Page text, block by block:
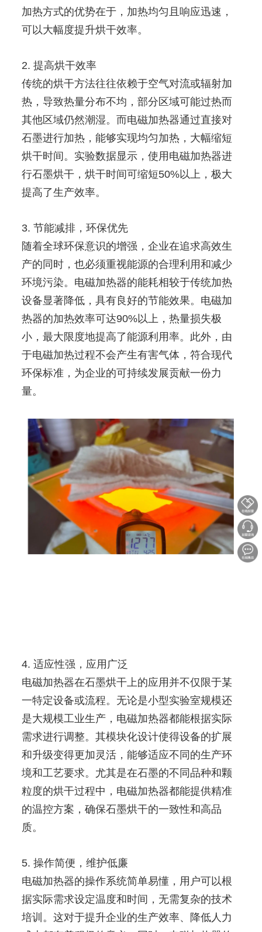
加热方式的优势在于，加热均匀且响应迅速，
可以大幅度提升烘干效率。
2. 提高烘干效率
传统的烘干方法往往依赖于空气对流或辐射加
热，导致热量分布不均，部分区域可能过热而
其他区域仍然潮湿。而电磁加热器通过直接对
石墨进行加热，能够实现均匀加热，大幅缩短
烘干时间。实验数据显示，使用电磁加热器进
行石墨烘干，烘干时间可缩短50%以上，极大
提高了生产效率。
3. 节能减排，环保优先
随着全球环保意识的增强，企业在追求高效生
产的同时，也必须重视能源的合理利用和减少
环境污染。电磁加热器的能耗相较于传统加热
设备显著降低，具有良好的节能效果。电磁加
热器的加热效率可达90%以上，热量损失极
小，最大限度地提高了能源利用率。此外，由
于电磁加热过程不会产生有害气体，符合现代
环保标准，为企业的可持续发展贡献一份力
量。
4. 适应性强，应用广泛
电磁加热器在石墨烘干上的应用并不仅限于某
一特定设备或流程。无论是小型实验室规模还
是大规模工业生产，电磁加热器都能根据实际
需求进行调整。其模块化设计使得设备的扩展
和升级变得更加灵活，能够适应不同的生产环
境和工艺要求。尤其是在石墨的不同品种和颗
粒度的烘干过程中，电磁加热器都能提供精准
的温控方案，确保石墨烘干的一致性和高品
质。
5. 操作简便，维护低廉
电磁加热器的操作系统简单易懂，用户可以根
据实际需求设定温度和时间，无需复杂的技术
培训。这对于提升企业的生产效率、降低人力